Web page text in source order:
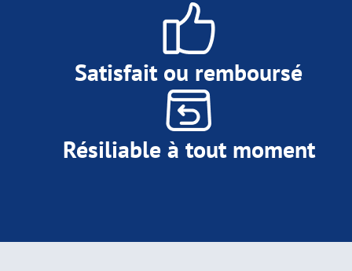
Satisfait ou remboursé
Résiliable à tout moment